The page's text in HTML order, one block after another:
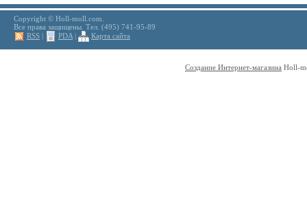
Copyright © Holl-moll.com.
Все права защищены. Тел. (495) 741-95-89
RSS | PDA | Карта сайта
Создание Интернет-магазина Holl-